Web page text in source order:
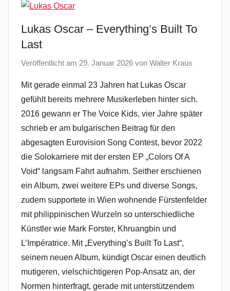
Lukas Oscar – Everything’s Built To
Last
Veröffentlicht am 29. Januar 2026 von Walter Kraus
Mit gerade einmal 23 Jahren hat Lukas Oscar
gefühlt bereits mehrere Musikerleben hinter sich.
2016 gewann er The Voice Kids, vier Jahre später
schrieb er am bulgarischen Beitrag für den
abgesagten Eurovision Song Contest, bevor 2022
die Solokarriere mit der ersten EP „Colors Of A
Void“ langsam Fahrt aufnahm. Seither erschienen
ein Album, zwei weitere EPs und diverse Songs,
zudem supportete in Wien wohnende Fürstenfelder
mit philippinischen Wurzeln so unterschiedliche
Künstler wie Mark Forster, Khruangbin und
L’Impératrice. Mit „Everything’s Built To Last“,
seinem neuen Album, kündigt Oscar einen deutlich
mutigeren, vielschichtigeren Pop-Ansatz an, der
Normen hinterfragt, gerade mit unterstützendem